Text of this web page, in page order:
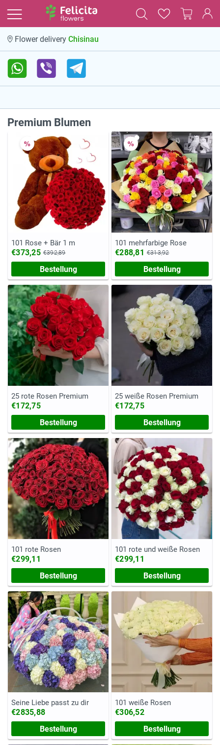
Flower delivery Chisinau
Premium Blumen
101 Rose + Bär 1 m
€373,25 €392,89
Bestellung
101 mehrfarbige Rose
€288,81 €313,92
Bestellung
25 rote Rosen Premium
€172,75
Bestellung
25 weiße Rosen Premium
€172,75
Bestellung
101 rote Rosen
€299,11
Bestellung
101 rote und weiße Rosen
€299,11
Bestellung
Seine Liebe passt zu dir
€2835,88
Bestellung
101 weiße Rosen
€306,52
Bestellung